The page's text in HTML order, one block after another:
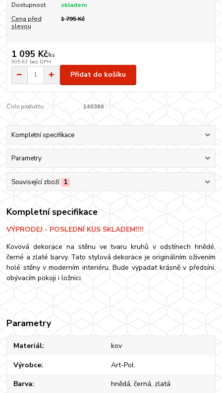
Dostupnost
skladem
Cena před
slevou
1 795 Kč
1 095 Kč/ks
905 Kč bez DPH
Přidat do košíku
Číslo produktu: 140360
Kompletní specifikace
Parametry
Související zboží 1
Kompletní specifikace
VÝPRODEJ - POSLEDNÍ KUS SKLADEM!!!!
Kovová dekorace na stěnu ve tvaru kruhů v odstínech hnědé,
černé a zlaté barvy. Tato stylová dekorace je originálním oživením
holé stěny v moderním interiéru. Bude vypadat krásně v předsíni,
obývacím pokoji i ložnici.
Parametry
Materiál kov
Výrobce Art-Pol
Barva hnědá, černá, zlatá